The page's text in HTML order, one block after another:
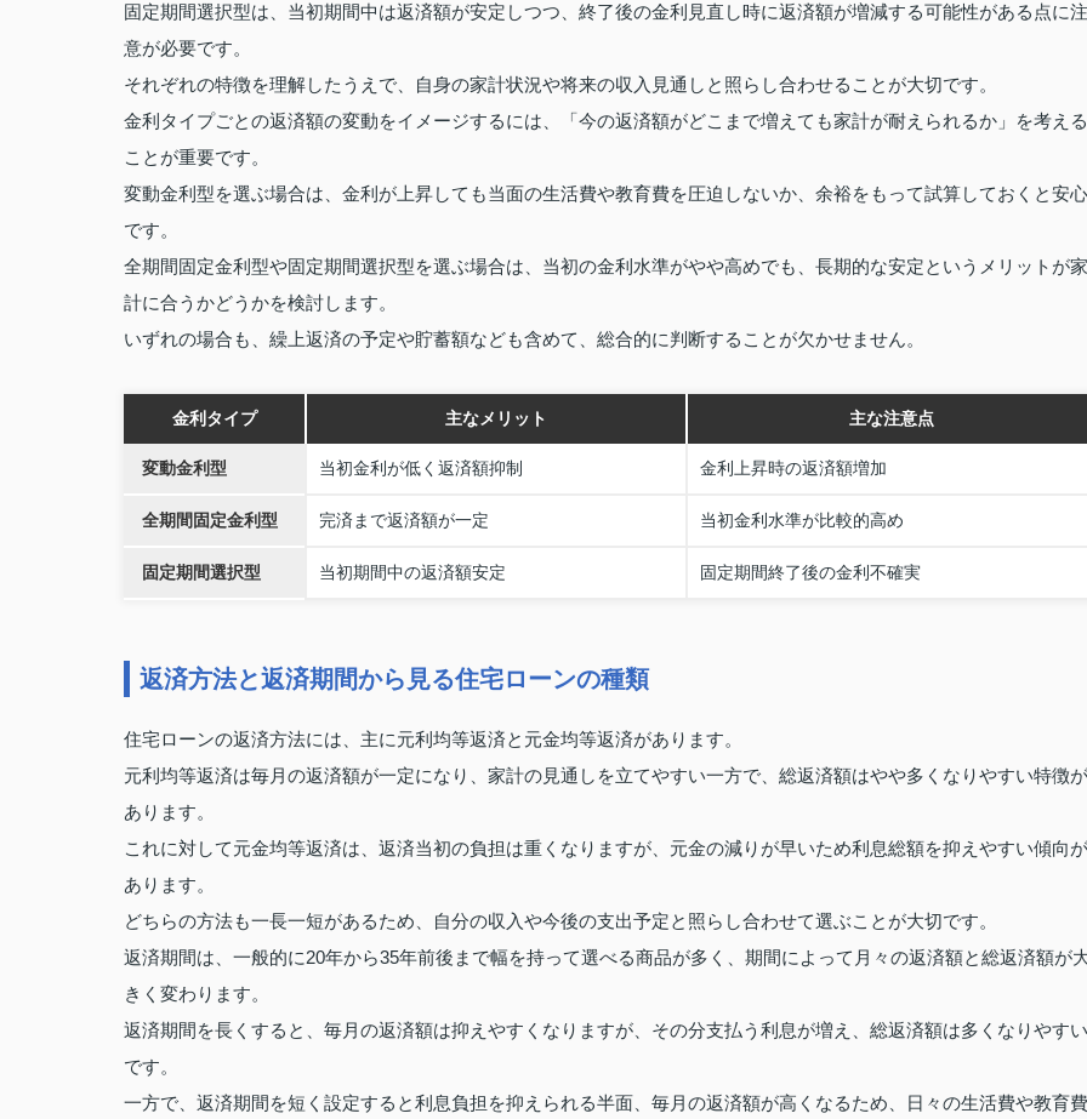
固定期間選択型は、当初期間中は返済額が安定しつつ、終了後の金利見直し時に返済額が増減する可能性がある点に注
意が必要です。
それぞれの特徴を理解したうえで、自身の家計状況や将来の収入見通しと照らし合わせることが大切です。
金利タイプごとの返済額の変動をイメージするには、「今の返済額がどこまで増えても家計が耐えられるか」を考える
ことが重要です。
変動金利型を選ぶ場合は、金利が上昇しても当面の生活費や教育費を圧迫しないか、余裕をもって試算しておくと安心
です。
全期間固定金利型や固定期間選択型を選ぶ場合は、当初の金利水準がやや高めでも、長期的な安定というメリットが家
計に合うかどうかを検討します。
いずれの場合も、繰上返済の予定や貯蓄額なども含めて、総合的に判断することが欠かせません。
金利タイプ 主なメリット 主な注意点
変動金利型 当初金利が低く返済額抑制 金利上昇時の返済額増加
全期間固定金利型 完済まで返済額が一定 当初金利水準が比較的高め
固定期間選択型 当初期間中の返済額安定 固定期間終了後の金利不確実
返済方法と返済期間から見る住宅ローンの種類
住宅ローンの返済方法には、主に元利均等返済と元金均等返済があります。
元利均等返済は毎月の返済額が一定になり、家計の見通しを立てやすい一方で、総返済額はやや多くなりやすい特徴が
あります。
これに対して元金均等返済は、返済当初の負担は重くなりますが、元金の減りが早いため利息総額を抑えやすい傾向が
あります。
どちらの方法も一長一短があるため、自分の収入や今後の支出予定と照らし合わせて選ぶことが大切です。
返済期間は、一般的に20年から35年前後まで幅を持って選べる商品が多く、期間によって月々の返済額と総返済額が
きく変わります。
返済期間を長くすると、毎月の返済額は抑えやすくなりますが、その分支払う利息が増え、総返済額は多くなりやすい
です。
一方で、返済期間を短く設定すると利息負担を抑えられる半面、毎月の返済額が高くなるため、日々の生活費や教育費